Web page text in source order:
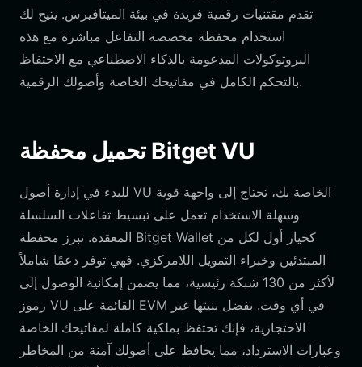
تقدم مقتنيات رقمية فريدة في بيئة الميتافيرس. يتيح لك
استخدام محفظة مخصصة التفاعل مباشرة مع هذه
البروتوكولات المدعومة بالذكاء الاصطناعي مع الاحتفاظ
بالتحكم الكامل في مفاتيحك الخاصة وأصولك الرقمية.
تحميل محفظة Bitget VU
للبدء في إدارة أصول VU الخاصة بك، تحتاج إلى واجهة قوية
وسهلة الاستخدام تعمل على تبسيط تفاعلات السلسلة
المعقدة. تبرز محفظة Bitget Wallet كخيار أول لكل من
المبتدئين وخبراء التمويل اللامركزي. فهي توفر دعمًا شاملاً
لأكثر من 130 شبكة رئيسية، مما يضمن إمكانية الوصول إلى
رموز VU القائمة على EVM في أي وقت. بفضل بنيتها غير
الاحتجازية، فإنك تحتفظ بملكية كاملة لمفاتيحك الخاصة
وعبارات الاسترداد، مما يحافظ على أصولك آمنة من المخاطر